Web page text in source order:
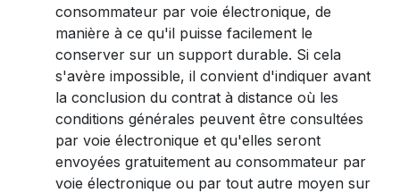
consommateur par voie électronique, de
manière à ce qu'il puisse facilement le
conserver sur un support durable. Si cela
s'avère impossible, il convient d'indiquer avant
la conclusion du contrat à distance où les
conditions générales peuvent être consultées
par voie électronique et qu'elles seront
envoyées gratuitement au consommateur par
voie électronique ou par tout autre moyen sur